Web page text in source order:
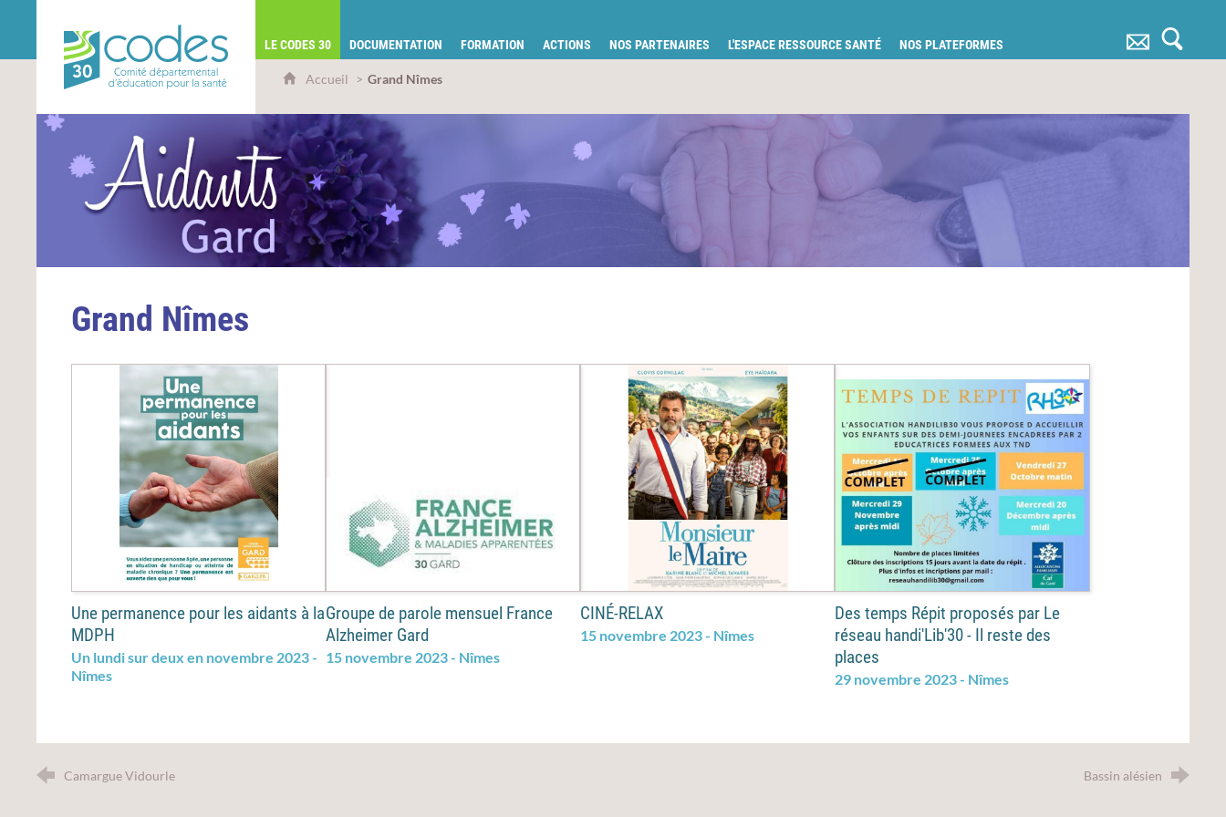
LE CODES 30 DOCUMENTATION FORMATION ACTIONS NOS PARTENAIRES L'ESPACE RESSOURCE SANTÉ NOS PLATEFORMES
Accueil Grand Nîmes
Grand Nîmes
Une permanence pour les aidants à la
MDPH
Un lundi sur deux en novembre 2023 -
Nîmes
Groupe de parole mensuel France
Alzheimer Gard
15 novembre 2023 - Nîmes
CINÉ-RELAX
15 novembre 2023 - Nîmes
Des temps Répit proposés par Le
réseau handi'Lib'30 - Il reste des
places
29 novembre 2023 - Nîmes
Camargue Vidourle Bassin alésien